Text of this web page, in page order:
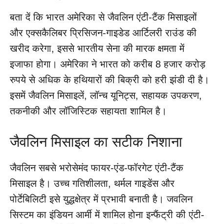
बता दें कि भारत अमेरिका से जैवलिन एंटी-टैंक मिसाइलों
और एक्सकैलिबर प्रिसिजन-गाइडेड आर्टिलरी राउंड की
खरीद करेगा, इससे भारतीय सेना की मारक क्षमता में
इजाफा होगा। अमेरिका ने भारत को करीब 8 हजार करोड़
रुपये से अधिक के हथियारों की बिक्री को हरी झंडी दी है।
इसमें जैवलिन मिसाइलें, लॉन्च यूनिट्स, सहायक उपकरण,
तकनीकी और लॉजिस्टिक सहायता शामिल है।
जैवलिन मिसाइल का सटीक निशाना
जैवलिन सबसे भरोसेमंद फायर-एंड-फॉरगेट एंटी-टैंक
मिसाइल है। उच्च गतिशीलता, थर्मल गाइडेंस और
पोर्टेबिलिटी इसे युद्धक्षेत्र में प्रभावी बनाती है। जवलिन
सिस्टम का इंडियन आर्मी में शामिल होना इन्फैंट्री की एंटी-